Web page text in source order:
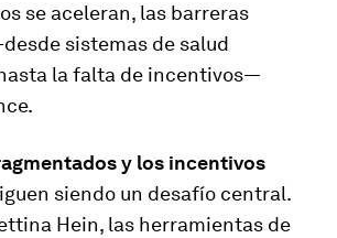
se aceleran, las barreras
sistemas de salud
la falta de incentivos—
y los incentivos
siendo un desafío central.
Hein, las herramientas de